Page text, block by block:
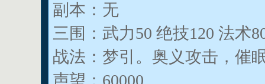
副本：无
三围：武力50 绝技120 法术
战法：梦引。奥义攻击，催
声望：60000